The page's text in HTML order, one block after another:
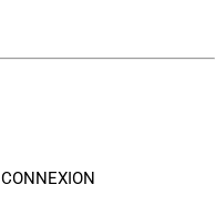
CONNEXION